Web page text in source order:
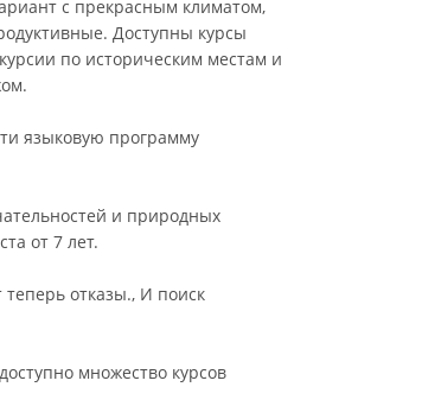
с прекрасным климатом,
Доступны курсы
по историческим местам и
языковую программу
и природных
от 7 лет.
отказы., И поиск
множество курсов